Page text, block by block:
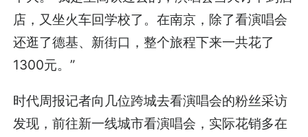
店，又坐火车回学校了。在南京，除了看演唱会
还逛了德基、新街口，整个旅程下来一共花了
1300元。”
时代周报记者向几位跨城去看演唱会的粉丝采访
发现，前往新一线城市看演唱会，实际花销多在